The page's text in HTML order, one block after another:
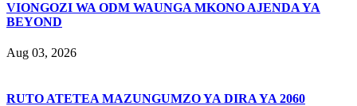
VIONGOZI WA ODM WAUNGA MKONO AJENDA YA
BEYOND
Aug 03, 2026
RUTO ATETEA MAZUNGUMZO YA DIRA YA 2060